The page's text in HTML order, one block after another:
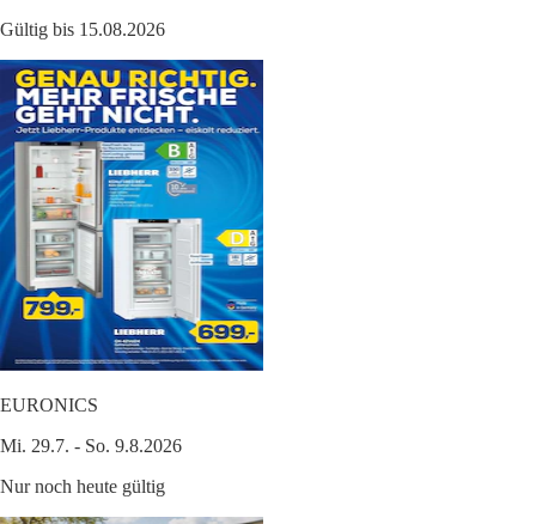
Gültig bis 15.08.2026
EURONICS
Mi. 29.7. - So. 9.8.2026
Nur noch heute gültig